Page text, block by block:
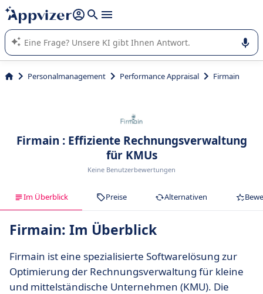
beantworten (mehrere Zeilen mit
Die KI von Appvizer führt Sie bei der Nutzung oder Auswahl
von SaaS-Software in Unternehmen.
Personalmanagement Performance Appraisal Firmain
Firmain : Effiziente Rechnungsverwaltung
für KMUs
Keine Benutzerbewertungen
Im Überblick Preise Alternativen
Firmain: Im Überblick
Firmain ist eine spezialisierte Softwarelösung zur
Optimierung der Rechnungsverwaltung für kleine
und mittelständische Unternehmen (KMU). Die